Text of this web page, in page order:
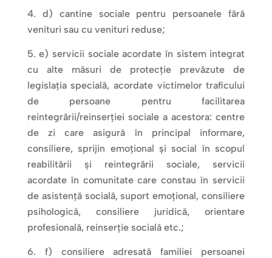
d) cantine sociale pentru persoanele fără
venituri sau cu venituri reduse;
e) servicii sociale acordate în sistem integrat
cu alte măsuri de protecție prevăzute de
legislația specială, acordate victimelor traficului
de persoane pentru facilitarea
reintegrării/reinserției sociale a acestora: centre
de zi care asigură în principal informare,
consiliere, sprijin emoțional și social în scopul
reabilitării și reintegrării sociale, servicii
acordate în comunitate care constau în servicii
de asistență socială, suport emoțional, consiliere
psihologică, consiliere juridică, orientare
profesională, reinserție socială etc.;
f) consiliere adresată familiei persoanei